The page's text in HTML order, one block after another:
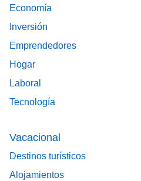
Economía
Inversión
Emprendedores
Hogar
Laboral
Tecnología
Vacacional
Destinos turísticos
Alojamientos